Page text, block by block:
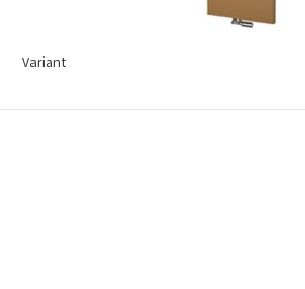
Variant